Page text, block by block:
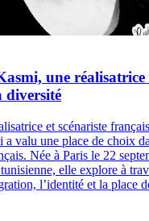
une réalisatrice
diversité
et scénariste
a valu une place de choix
Née à Paris le 22
elle explore à
l’identité et la place